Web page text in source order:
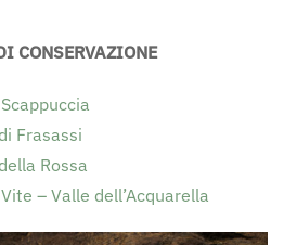
CONSERVAZIONE
Frasassi
Rossa
– Valle dell’Acquarella